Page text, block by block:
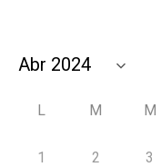
L M M
1 2 3